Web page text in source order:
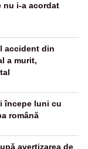
nu i-a acordat
accident din
a murit,
începe luni cu
română
avertizarea de